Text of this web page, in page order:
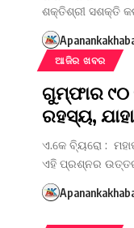
ଶକ୍ତିଶ୍ରୀ ସଶକ୍ତି
ଆଜିର ଖବର
ଗୁମ୍ଫାର
ରହସ୍ୟ,
ଏ.କେ ବ୍ୟିରୋ :
ଏହି ପ୍ରଶ୍ନର